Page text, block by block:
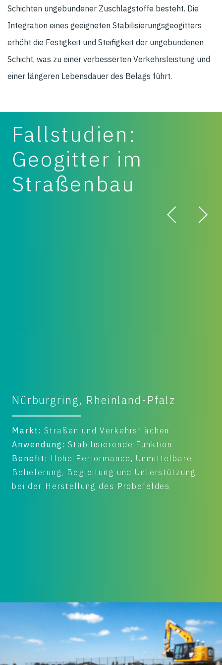
Schichten ungebundener Zuschlagstoffe besteht. Die
Integration eines geeigneten Stabilisierungsgeogitters
erhöht die Festigkeit und Steifigkeit der ungebundenen
Schicht, was zu einer verbesserten Verkehrsleistung und
einer längeren Lebensdauer des Belags führt.
Fallstudien:
Geogitter im
Straßenbau
Sanierung, Hageler Damm
Markt: Straßen und Verkehrflächen
Anwendung: Straßen und
Verkehrflächen, Ausgleich von
Setzungsdifferenzen, Stabilisierung der